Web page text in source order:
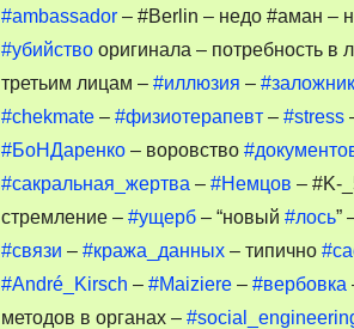
#ambassador – #Berlin – недо #аман –
#убийство оригинала – потребность в
третьим лицам – #иллюзия – #заложник
#chekmate – #физиотерапевт – #stress
#БоНДаренко – воровство
#сакральная_жертва – #Немцов – #K-
стремление – #ущерб – “новый #лось”
#связи – #кража_данных – типично
#André_Kirsch – #Maiziere – #вербовка
методов в органах –